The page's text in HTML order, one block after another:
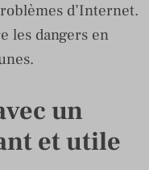
d’Internet.
les dangers en
un
et utile